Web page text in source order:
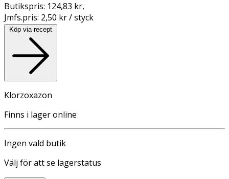
Butikspris: 124,83 kr,
Jmfs.pris: 2,50 kr / styck
Köp via recept
Klorzoxazon
Finns i lager online
Ingen vald butik
Välj för att se lagerstatus